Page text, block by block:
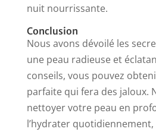
nuit nourrissante.
Conclusion
Nous avons dévoilé les
une peau radieuse et
conseils, vous pouvez
parfaite qui fera des jaloux.
nettoyer votre peau en
l’hydrater